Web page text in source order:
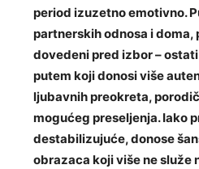
period izuzetno emotivno.
partnerskih odnosa i doma,
dovedeni pred izbor –
putem koji donosi više
ljubavnih preokreta,
mogućeg preseljenja. Iako
destabilizujuće, donose
obrazaca koji više ne služe